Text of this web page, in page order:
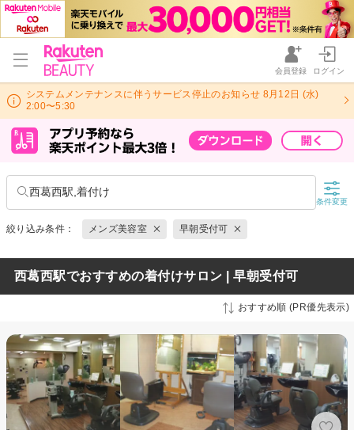
会員登録 ログイン
システムメンテナンスに伴うサービス停止のお知らせ 8月12日 (水)
2:00〜5:30
西葛西駅,着付け
条件変更
絞り込み条件： メンズ美容室 早朝受付可
西葛西駅でおすすめの着付けサロン | 早朝受付可
おすすめ順 (PR優先表示)